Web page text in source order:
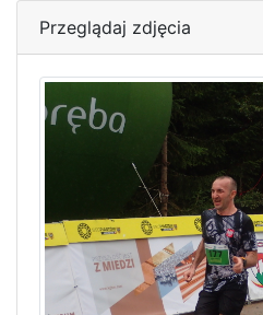
Przeglądaj zdjęcia